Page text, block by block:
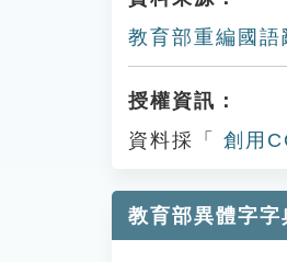
教育部重編國
授權資訊：
資料採「
創用
教育部異體字字